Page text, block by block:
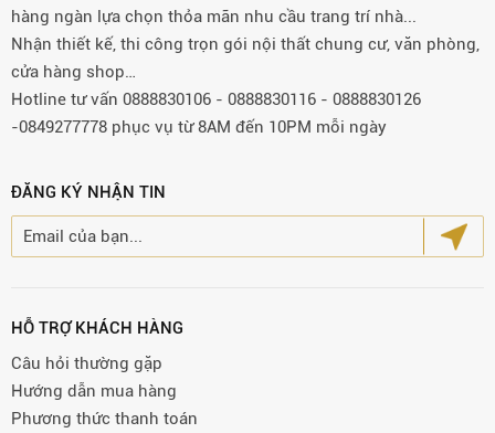
hàng ngàn lựa chọn thỏa mãn nhu cầu trang trí nhà...
Nhận thiết kế, thi công trọn gói nội thất chung cư, văn phòng,
cửa hàng shop…
Hotline tư vấn 0888830106 - 0888830116 - 0888830126
-0849277778 phục vụ từ 8AM đến 10PM mỗi ngày
ĐĂNG KÝ NHẬN TIN
HỖ TRỢ KHÁCH HÀNG
Câu hỏi thường gặp
Hướng dẫn mua hàng
Phương thức thanh toán